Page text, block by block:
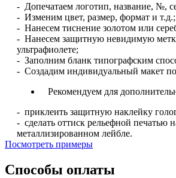
- Допечатаем логотип, название, №,
- Изменим цвет, размер, формат и т.д.;
- Нанесем тиснение золотом или
- Нанесем защитную невидимую
ультрафиолете;
- Заполним бланк типографским
- Создадим индивидуальный макет
Рекомендуем для
- приклеить защитную наклейку
- сделать оттиск рельефной печатью
металлизированном лейбле.
Посмотреть примеры
Способы оплаты